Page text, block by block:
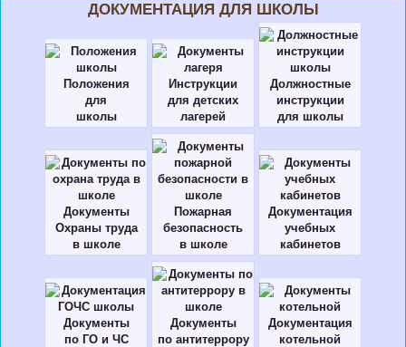
ДОКУМЕНТАЦИЯ ДЛЯ ШКОЛЫ
Положения
для
школы
Инструкции
для детских
лагерей
Должностные
инструкции
для школы
Документы
Охраны труда
в школе
Пожарная
безопасность
в школе
Документация
учебных
кабинетов
Документы
по ГО и ЧС
Документы
по антитеррору
Документация
котельной